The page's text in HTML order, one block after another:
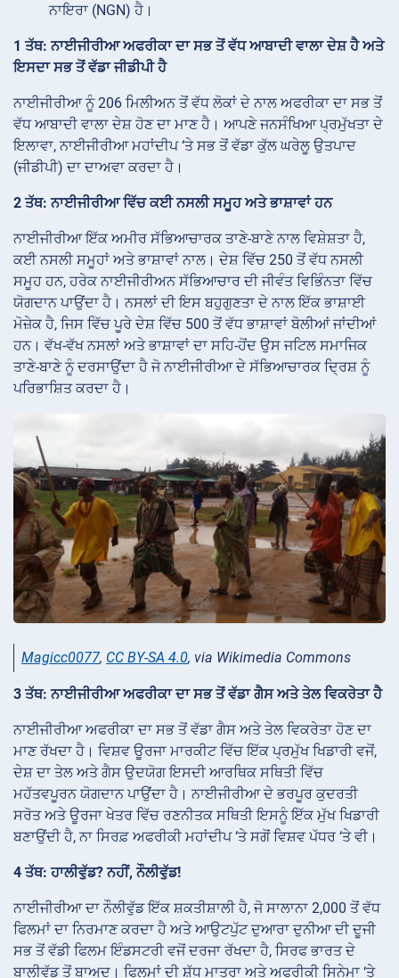
ਨਾਇਰਾ (NGN) ਹੈ।
1 ਤੱਥ: ਨਾਈਜੀਰੀਆ ਅਫਰੀਕਾ ਦਾ ਸਭ ਤੋਂ ਵੱਧ ਆਬਾਦੀ ਵਾਲਾ ਦੇਸ਼ ਹੈ ਅਤੇ
ਇਸਦਾ ਸਭ ਤੋਂ ਵੱਡਾ ਜੀਡੀਪੀ ਹੈ
ਨਾਈਜੀਰੀਆ ਨੂੰ 206 ਮਿਲੀਅਨ ਤੋਂ ਵੱਧ ਲੋਕਾਂ ਦੇ ਨਾਲ ਅਫਰੀਕਾ ਦਾ ਸਭ ਤੋਂ
ਵੱਧ ਆਬਾਦੀ ਵਾਲਾ ਦੇਸ਼ ਹੋਣ ਦਾ ਮਾਣ ਹੈ। ਆਪਣੇ ਜਨਸੰਖਿਆ ਪ੍ਰਮੁੱਖਤਾ ਦੇ
ਇਲਾਵਾ, ਨਾਈਜੀਰੀਆ ਮਹਾਂਦੀਪ ‘ਤੇ ਸਭ ਤੋਂ ਵੱਡਾ ਕੁੱਲ ਘਰੇਲੂ ਉਤਪਾਦ
(ਜੀਡੀਪੀ) ਦਾ ਦਾਅਵਾ ਕਰਦਾ ਹੈ।
2 ਤੱਥ: ਨਾਈਜੀਰੀਆ ਵਿੱਚ ਕਈ ਨਸਲੀ ਸਮੂਹ ਅਤੇ ਭਾਸ਼ਾਵਾਂ ਹਨ
ਨਾਈਜੀਰੀਆ ਇੱਕ ਅਮੀਰ ਸੱਭਿਆਚਾਰਕ ਤਾਣੇ-ਬਾਣੇ ਨਾਲ ਵਿਸ਼ੇਸ਼ਤਾ ਹੈ,
ਕਈ ਨਸਲੀ ਸਮੂਹਾਂ ਅਤੇ ਭਾਸ਼ਾਵਾਂ ਨਾਲ। ਦੇਸ਼ ਵਿੱਚ 250 ਤੋਂ ਵੱਧ ਨਸਲੀ
ਸਮੂਹ ਹਨ, ਹਰੇਕ ਨਾਈਜੀਰੀਅਨ ਸੱਭਿਆਚਾਰ ਦੀ ਜੀਵੰਤ ਵਿਭਿੰਨਤਾ ਵਿੱਚ
ਯੋਗਦਾਨ ਪਾਉਂਦਾ ਹੈ। ਨਸਲਾਂ ਦੀ ਇਸ ਬਹੁਗੁਣਤਾ ਦੇ ਨਾਲ ਇੱਕ ਭਾਸ਼ਾਈ
ਮੋਜ਼ੇਕ ਹੈ, ਜਿਸ ਵਿੱਚ ਪੂਰੇ ਦੇਸ਼ ਵਿੱਚ 500 ਤੋਂ ਵੱਧ ਭਾਸ਼ਾਵਾਂ ਬੋਲੀਆਂ ਜਾਂਦੀਆਂ
ਹਨ। ਵੱਖ-ਵੱਖ ਨਸਲਾਂ ਅਤੇ ਭਾਸ਼ਾਵਾਂ ਦਾ ਸਹਿ-ਹੋਂਦ ਉਸ ਜਟਿਲ ਸਮਾਜਿਕ
ਤਾਣੇ-ਬਾਣੇ ਨੂੰ ਦਰਸਾਉਂਦਾ ਹੈ ਜੋ ਨਾਈਜੀਰੀਆ ਦੇ ਸੱਭਿਆਚਾਰਕ ਦ੍ਰਿਸ਼ ਨੂੰ
ਪਰਿਭਾਸ਼ਿਤ ਕਰਦਾ ਹੈ।
Magicc0077, CC BY-SA 4.0, via Wikimedia Commons
3 ਤੱਥ: ਨਾਈਜੀਰੀਆ ਅਫਰੀਕਾ ਦਾ ਸਭ ਤੋਂ ਵੱਡਾ ਗੈਸ ਅਤੇ ਤੇਲ ਵਿਕਰੇਤਾ ਹੈ
ਨਾਈਜੀਰੀਆ ਅਫਰੀਕਾ ਦਾ ਸਭ ਤੋਂ ਵੱਡਾ ਗੈਸ ਅਤੇ ਤੇਲ ਵਿਕਰੇਤਾ ਹੋਣ ਦਾ
ਮਾਣ ਰੱਖਦਾ ਹੈ। ਵਿਸ਼ਵ ਊਰਜਾ ਮਾਰਕੀਟ ਵਿੱਚ ਇੱਕ ਪ੍ਰਮੁੱਖ ਖਿਡਾਰੀ ਵਜੋਂ,
ਦੇਸ਼ ਦਾ ਤੇਲ ਅਤੇ ਗੈਸ ਉਦਯੋਗ ਇਸਦੀ ਆਰਥਿਕ ਸਥਿਤੀ ਵਿੱਚ
ਮਹੱਤਵਪੂਰਨ ਯੋਗਦਾਨ ਪਾਉਂਦਾ ਹੈ। ਨਾਈਜੀਰੀਆ ਦੇ ਭਰਪੂਰ ਕੁਦਰਤੀ
ਸਰੋਤ ਅਤੇ ਊਰਜਾ ਖੇਤਰ ਵਿੱਚ ਰਣਨੀਤਕ ਸਥਿਤੀ ਇਸਨੂੰ ਇੱਕ ਮੁੱਖ ਖਿਡਾਰੀ
ਬਣਾਉਂਦੀ ਹੈ, ਨਾ ਸਿਰਫ਼ ਅਫਰੀਕੀ ਮਹਾਂਦੀਪ ‘ਤੇ ਸਗੋਂ ਵਿਸ਼ਵ ਪੱਧਰ ‘ਤੇ ਵੀ।
4 ਤੱਥ: ਹਾਲੀਵੁੱਡ? ਨਹੀਂ, ਨੌਲੀਵੁੱਡ!
ਨਾਈਜੀਰੀਆ ਦਾ ਨੌਲੀਵੁੱਡ ਇੱਕ ਸ਼ਕਤੀਸ਼ਾਲੀ ਹੈ, ਜੋ ਸਾਲਾਨਾ 2,000 ਤੋਂ ਵੱਧ
ਫਿਲਮਾਂ ਦਾ ਨਿਰਮਾਣ ਕਰਦਾ ਹੈ ਅਤੇ ਆਉਟਪੁੱਟ ਦੁਆਰਾ ਦੁਨੀਆ ਦੀ ਦੂਜੀ
ਸਭ ਤੋਂ ਵੱਡੀ ਫਿਲਮ ਇੰਡਸਟਰੀ ਵਜੋਂ ਦਰਜਾ ਰੱਖਦਾ ਹੈ, ਸਿਰਫ ਭਾਰਤ ਦੇ
ਬਾਲੀਵੁੱਡ ਤੋਂ ਬਾਅਦ। ਫਿਲਮਾਂ ਦੀ ਸ਼ੁੱਧ ਮਾਤਰਾ ਅਤੇ ਅਫਰੀਕੀ ਸਿਨੇਮਾ ‘ਤੇ